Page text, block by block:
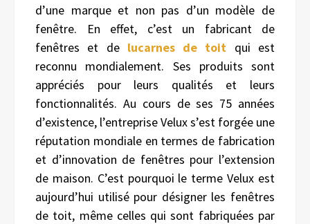
d’une marque et non pas d’un modèle de
fenêtre. En effet, c’est un fabricant de
fenêtres et de lucarnes de toit qui est
reconnu mondialement. Ses produits sont
appréciés pour leurs qualités et leurs
fonctionnalités. Au cours de ses 75 années
d’existence, l’entreprise Velux s’est forgée une
réputation mondiale en termes de fabrication
et d’innovation de fenêtres pour l’extension
de maison. C’est pourquoi le terme Velux est
aujourd’hui utilisé pour désigner les fenêtres
de toit, même celles qui sont fabriquées par